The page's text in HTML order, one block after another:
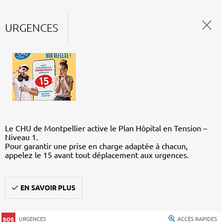
URGENCES
Le CHU de Montpellier active le Plan Hôpital en Tension –
Niveau 1.
Pour garantir une prise en charge adaptée à chacun,
appelez le 15 avant tout déplacement aux urgences.
EN SAVOIR PLUS
URGENCES ACCÈS RAPIDES